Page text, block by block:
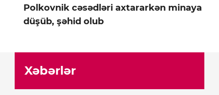
Polkovnik cəsədləri axtararkən minaya
düşüb, şəhid olub
Xəbərlər